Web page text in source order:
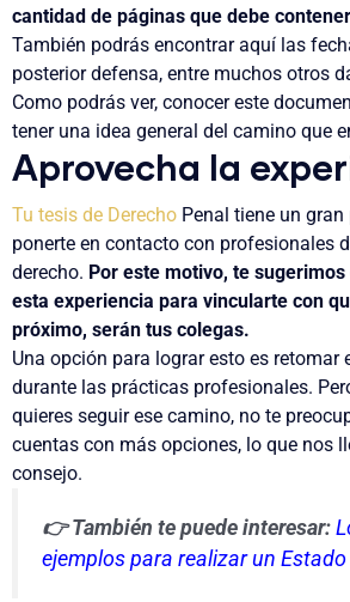
cantidad de páginas que debe
También podrás encontrar aquí las
posterior defensa, entre muchos otros
Como podrás ver, conocer este
tener una idea general del camino que
Aprovecha la
Tu tesis de Derecho Penal tiene un
ponerte en contacto con profesionales
derecho. Por este motivo, te
esta experiencia para vincularte con
próximo, serán tus colegas.
Una opción para lograr esto es retomar
durante las prácticas profesionales.
quieres seguir ese camino, no te
cuentas con más opciones, lo que nos
consejo.
👉 También te puede interesar:
ejemplos para realizar un